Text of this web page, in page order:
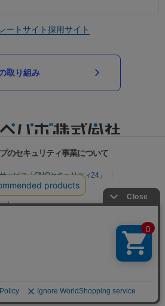
ートサイト採用サイト
取り組み
のセキュリティ事業について
ービス「GMOセキュリティ24」
トリスク診断
ト
）